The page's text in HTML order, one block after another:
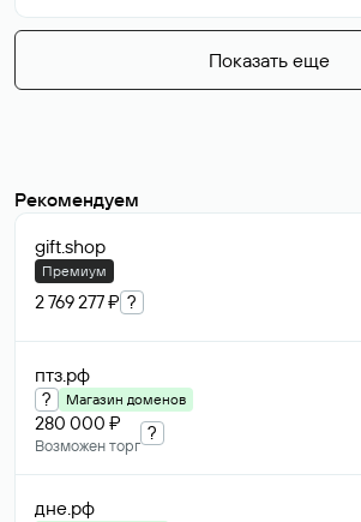
Показать еще
Рекомендуем
gift.shop
Премиум
2 769 277 ₽ ?
птз.рф
? Магазин доменов
280 000 ₽
Возможен торг
?
дне.рф